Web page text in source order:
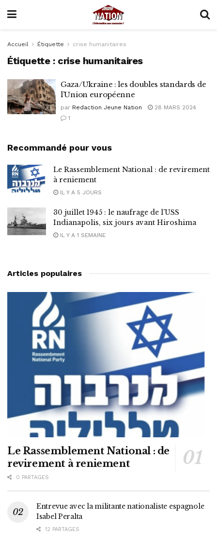
Accueil Étiquette crise humanitaires
Étiquette : crise humanitaires
Gaza/Ukraine : les doubles standards de
l’Union européenne
par Redaction Jeune Nation
28 MARS 2024
1
Recommandé pour vous
Le Rassemblement National : de revirement
à reniement
IL Y A 5 JOURS
30 juillet 1945 : le naufrage de l’USS
Indianapolis, six jours avant Hiroshima
IL Y A 1 SEMAINE
Articles populaires
Le Rassemblement National : de
revirement à reniement
0 PARTAGES
Entrevue avec la militante nationaliste espagnole
Isabel Peralta
12 PARTAGES